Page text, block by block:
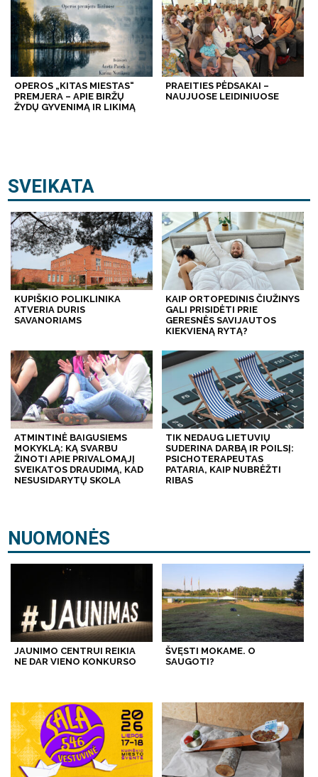
OPEROS „KITAS MIESTAS“
PREMJERA – APIE BIRŽŲ
ŽYDŲ GYVENIMĄ IR LIKIMĄ
PRAEITIES PĖDSAKAI –
NAUJUOSE LEIDINIUOSE
SVEIKATA
KUPIŠKIO POLIKLINIKA
ATVERIA DURIS
SAVANORIAMS
KAIP ORTOPEDINIS ČIUŽINYS
GALI PRISIDĖTI PRIE
GERESNĖS SAVIJAUTOS
KIEKVIENĄ RYTĄ?
ATMINTINĖ BAIGUSIEMS
MOKYKLĄ: KĄ SVARBU
ŽINOTI APIE PRIVALOMĄJĮ
SVEIKATOS DRAUDIMĄ, KAD
NESUSIDARYTŲ SKOLA
TIK NEDAUG LIETUVIŲ
SUDERINA DARBĄ IR POILSĮ:
PSICHOTERAPEUTAS
PATARIA, KAIP NUBRĖŽTI
RIBAS
NUOMONĖS
JAUNIMO CENTRUI REIKIA
NE DAR VIENO KONKURSO
ŠVĘSTI MOKAME. O
SAUGOTI?